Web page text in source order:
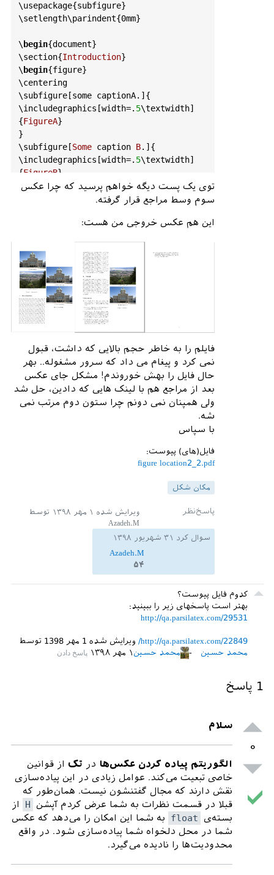
\usepackage{subfigure}
\setlength\parindent{0mm}
\ begin{document}
\section{Introduction}
\ begin{figure}
\centering
\subfigure[some captionA.]{
\includegraphics [width=. 5\textwidth]
{FigureA}
}
\subfigure[Some caption B.]{
\includegraphics [width=. 5\textwidth]
{FigureB}
}
caption .}
\centering
\subfigure Some caption
A\cite{volakis2010small}.]{
\includegraphics[width=.5
{FigureA}
label{PIFA2
}
cite{hozouri2007multi}.]{
includegraphics[width=. 5\textwidth]
FigureA}
	\
label{ antenna_Hozouri}
}
is a
geyi2000foster}.
yaghjian2005impedance
A\cite{volakis2010small}.]{
textwidth]
subfigure[ Some caption
B
\bibliography{My_Reference_scholarGoog
le00
.bib}
\
bibliographystyle {ieeetr }
end {document
توی یک پست دیگه خواهم پرسید که چرا عکس
سوم وسط مراجع قرار گرفته.
این هم عکس خروجی من هست:
فایلم را به خاطر حجم بالایی که داشت، قبول
نمی کرد و پیغام می داد که سرور مشغوله.. بهر
حال فایل را بهش خوروندم! مشکل جای عکس
بعد از مراجع هم با لینک هایی که دادین، حل شد
ولی همپنان نمی دونم چرا ستون دوم مرتب نمی
شه.
با سپاس
فایل(های) پیوست:
figure location2_2.pdf
مکان شکل
ویرایش شده ۱ مهر ۱۳۹۸
توسط
Azadeh.M
سوال کرد
۳۱ شهریور ۱۳۹۸
Azadeh.M
۵۴
کدوم فایل پیوست؟
بهتر است پاسخهای زیر را ببینید:
http://qa.parsilatex.com/29531
http://qa.parsilatex.com/22849/ ویرایش شده 1 مهر 1398
توسط
محمد حسین
۱ مهر ۱۳۹۸ محمد حسین
1 پاسخ
۰
سلام
الگوریتم پیاده کردن عکس‌ها در تک از قوانین
خاصی تبعیت می‌کند. عوامل زیادی در این پیاده‌سازی
نقش دارند که مجال گفتنشون نیست. همان‌طور که
قبلا در قسمت نظرات به شما عرض کردم آپشن
H
از
بسته‌ی
float
به شما این امکان را می‌دهد که عکس
شما در محل دلخواه شما پیاده‌سازی شود. در واقع
محدودیت‌ها را نادیده می‌گیرد.